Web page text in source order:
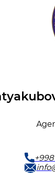
+998